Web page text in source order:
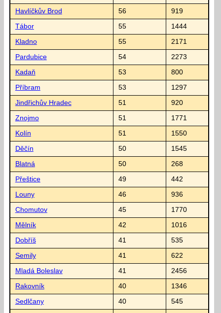
Havlíčkův Brod 56 919
Tábor 55 1444
Kladno 55 2171
Pardubice 54 2273
Kadaň 53 800
Příbram 53 1297
Jindřichův Hradec 51 920
Znojmo 51 1771
Kolín 51 1550
Děčín 50 1545
Blatná 50 268
Přeštice 49 442
Louny 46 936
Chomutov 45 1770
Mělník 42 1016
Dobříš 41 535
Semily 41 622
Mladá Boleslav 41 2456
Rakovník 40 1346
Sedlčany 40 545